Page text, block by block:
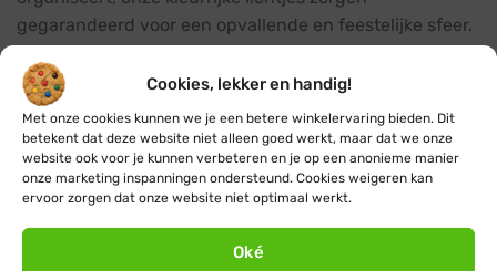
Cookies, lekker en handig!
Met onze cookies kunnen we je een betere winkelervaring bieden. Dit
betekent dat deze website niet alleen goed werkt, maar dat we onze
website ook voor je kunnen verbeteren en je op een anonieme manier
onze marketing inspanningen ondersteund. Cookies weigeren kan
ervoor zorgen dat onze website niet optimaal werkt.
Oké
gegarandeerd voor een opvallende en feestelijke sfeer.
Een regenboog aan mogelijkheden
Ons assortiment biedt een breed spectrum aan vrolijke
tinten om uit te kiezen. Van energiek rood en zonnig
geel tot fris groen en donkerblauw, we hebben de
perfecte kleur voor elke gelegenheid.
Kies de perfecte combinatie voor jouw feest